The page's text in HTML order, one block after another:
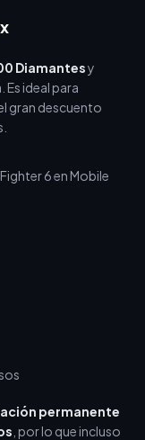
Diamantesy
Es ideal para
gran descuento
permanente
, por lo que incluso